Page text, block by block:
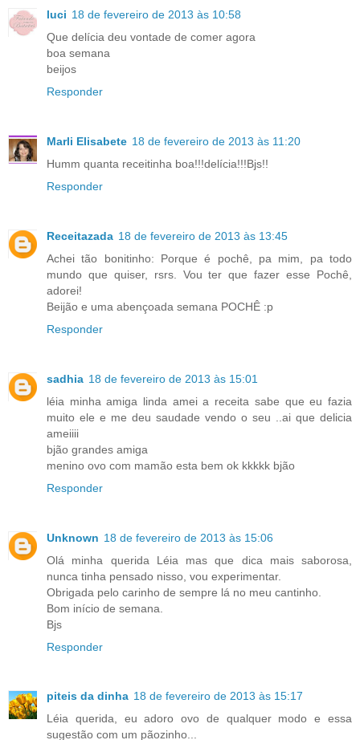
luci 18 de fevereiro de 2013 às 10:58
Que delícia deu vontade de comer agora
boa semana
beijos
Responder
Marli Elisabete 18 de fevereiro de 2013 às 11:20
Humm quanta receitinha boa!!!delícia!!!Bjs!!
Responder
Receitazada 18 de fevereiro de 2013 às 13:45
Achei tão bonitinho: Porque é pochê, pa mim, pa todo
mundo que quiser, rsrs. Vou ter que fazer esse Pochê,
adorei!
Beijão e uma abençoada semana POCHÊ :p
Responder
sadhia 18 de fevereiro de 2013 às 15:01
léia minha amiga linda amei a receita sabe que eu fazia
muito ele e me deu saudade vendo o seu ..ai que delicia
ameiiii
bjão grandes amiga
menino ovo com mamão esta bem ok kkkkk bjão
Responder
Unknown 18 de fevereiro de 2013 às 15:06
Olá minha querida Léia mas que dica mais saborosa,
nunca tinha pensado nisso, vou experimentar.
Obrigada pelo carinho de sempre lá no meu cantinho.
Bom início de semana.
Bjs
Responder
piteis da dinha 18 de fevereiro de 2013 às 15:17
Léia querida, eu adoro ovo de qualquer modo e essa
sugestão com um pãozinho...